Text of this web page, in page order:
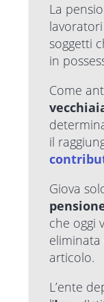
La
soggetti
in
Come
il
Giova
che oggi
articolo.
L’ente